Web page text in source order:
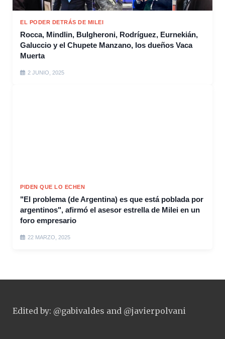
EL PODER DETRÁS DE MILEI
Rocca, Mindlin, Bulgheroni, Rodríguez, Eurnekián,
Galuccio y el Chupete Manzano, los dueños Vaca
Muerta
2 JUNIO, 2025
PIDEN QUE LO ECHEN
"El problema (de Argentina) es que está poblada por
argentinos", afirmó el asesor estrella de Milei en un
foro empresario
22 MARZO, 2025
Edited by: @gabivaldes and @javierpolvani